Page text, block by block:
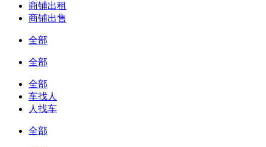
商铺出租
商铺出售
全部
全部
全部
车找人
人找车
全部